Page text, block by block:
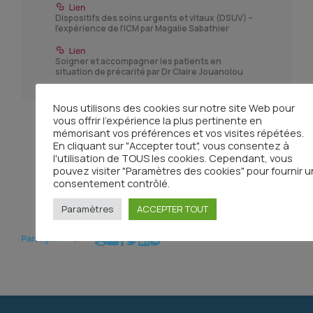
Dispositifs des soins urgents et vitaux (DSUV) –
l'expérience de l'ICM par Magalie Sabathier
Soigner et accompagner les patients en
situation de précarité par Dr Claire Jouanolou
Toutes les actualités
Partager
Nous utilisons des cookies sur notre site Web pour
vous offrir l'expérience la plus pertinente en
mémorisant vos préférences et vos visites répétées.
En cliquant sur "Accepter tout", vous consentez à
l'utilisation de TOUS les cookies. Cependant, vous
pouvez visiter "Paramètres des cookies" pour fournir
consentement contrôlé.
Paramètres ACCEPTER TOUT